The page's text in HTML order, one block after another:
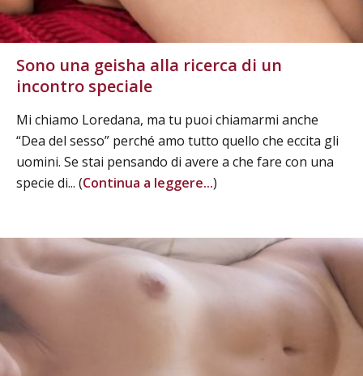
Sono una geisha alla ricerca di un
incontro speciale
Mi chiamo Loredana, ma tu puoi chiamarmi anche
“Dea del sesso” perché amo tutto quello che eccita gli
uomini. Se stai pensando di avere a che fare con una
specie di... (Continua a leggere...)